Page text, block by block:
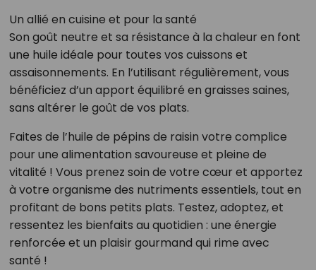
Un allié en cuisine et pour la santé
Son goût neutre et sa résistance à la chaleur en font
une huile idéale pour toutes vos cuissons et
assaisonnements. En l’utilisant régulièrement, vous
bénéficiez d’un apport équilibré en graisses saines,
sans altérer le goût de vos plats.
Faites de l’huile de pépins de raisin votre complice
pour une alimentation savoureuse et pleine de
vitalité ! Vous prenez soin de votre cœur et apportez
à votre organisme des nutriments essentiels, tout en
profitant de bons petits plats. Testez, adoptez, et
ressentez les bienfaits au quotidien : une énergie
renforcée et un plaisir gourmand qui rime avec
santé !